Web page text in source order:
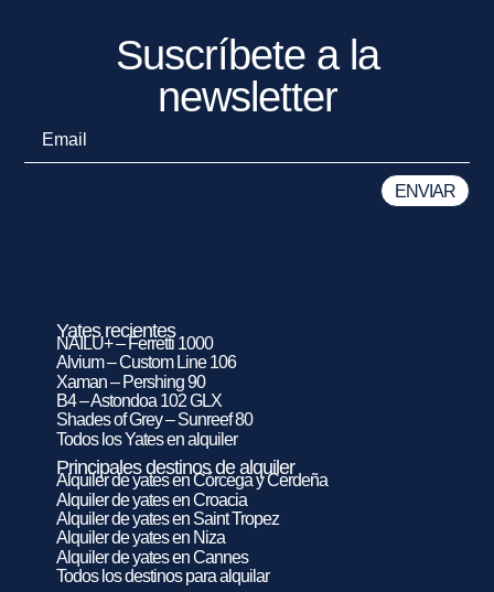
Suscríbete a la
newsletter
Yates recientes
NAILU+ – Ferretti 1000
Alvium – Custom Line 106
Xaman – Pershing 90
B4 – Astondoa 102 GLX
Shades of Grey – Sunreef 80
Todos los Yates en alquiler
Principales destinos de alquiler
Alquiler de yates en Córcega y Cerdeña
Alquiler de yates en Croacia
Alquiler de yates en Saint Tropez
Alquiler de yates en Niza
Alquiler de yates en Cannes
Todos los destinos para alquilar